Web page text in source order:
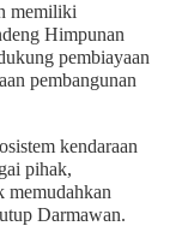
memiliki
Himpunan
pembiayaan
pembangunan
kendaraan
pihak,
memudahkan
Darmawan.